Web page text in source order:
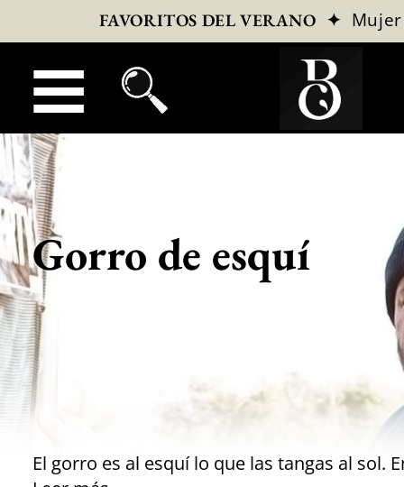
FAVORITOS DEL VERANO ✦ Mujer
Gorro de esquí